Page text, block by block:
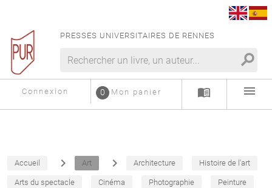
PRESSES UNIVERSITAIRES DE RENNES
search
Connexion Mon panier
0 menu_book menu
Accueil navigate_next Art navigate_next Architecture Histoire de l'art
Arts du spectacle Cinéma Photographie Peinture